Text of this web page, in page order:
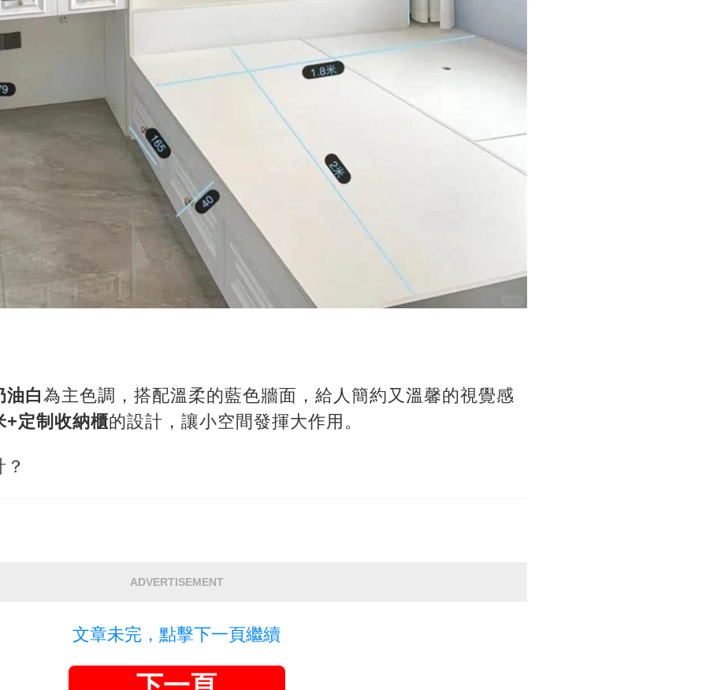
油白為主色調，搭配溫柔的藍色牆面，給人簡約又溫馨的視覺感
+定制收納櫃的設計，讓小空間發揮大作用。
ADVERTISEMENT
文章未完，點擊下一頁繼續